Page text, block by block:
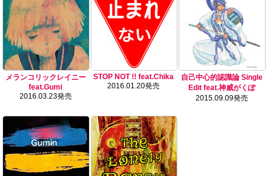
メランコリックレイニー
feat.Gumi
2016.03.23発売
STOP NOT !! feat.Chika
2016.01.20発売
自己中心的認識論 Single
Edit feat.神威がくぽ
2015.09.09発売